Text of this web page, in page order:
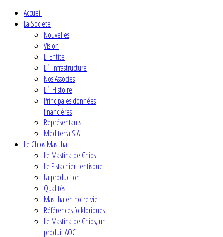
Accueil
La Societe
Nouvelles
Vision
L' Entite
L` infrastructure
Nos Associes
L` Histoire
Principales données
financières
Représentants
Mediterra S.A
Le Chios Mastiha
Le Mastiha de Chios
Le Pistachier Lentisque
La production
Qualités
Mastiha en notre vie
Références folkloriques
Le Mastiha de Chios, un
produit AOC